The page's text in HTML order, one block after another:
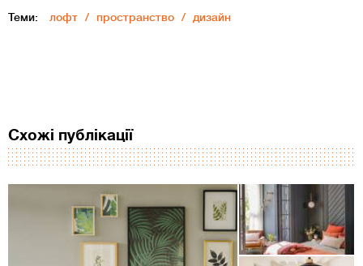
Теми: лофт пространство дизайн
Схожі публікації